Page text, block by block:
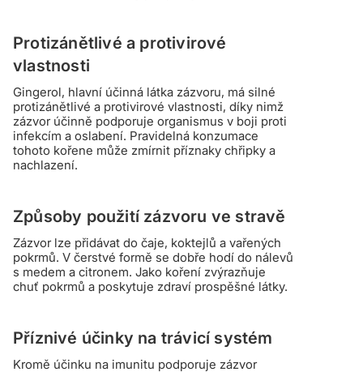
Protizánětlivé a protivirové
vlastnosti
Gingerol, hlavní účinná látka zázvoru, má silné
protizánětlivé a protivirové vlastnosti, díky nimž
zázvor účinně podporuje organismus v boji proti
infekcím a oslabení. Pravidelná konzumace
tohoto kořene může zmírnit příznaky chřipky a
nachlazení.
Způsoby použití zázvoru ve stravě
Zázvor lze přidávat do čaje, koktejlů a vařených
pokrmů. V čerstvé formě se dobře hodí do nálevů
s medem a citronem. Jako koření zvýrazňuje
chuť pokrmů a poskytuje zdraví prospěšné látky.
Příznivé účinky na trávicí systém
Kromě účinku na imunitu podporuje zázvor